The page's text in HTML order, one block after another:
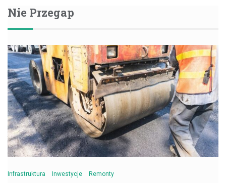
Nie Przegap
Infrastruktura Inwestycje Remonty